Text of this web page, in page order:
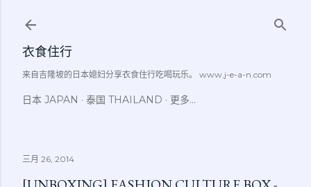
衣食住行
来自吉隆坡的日本媳妇分享衣食住行吃喝玩乐。 www.j-e-a-n.com
日本 JAPAN 泰国 THAILAND 更多…
三月 26, 2014